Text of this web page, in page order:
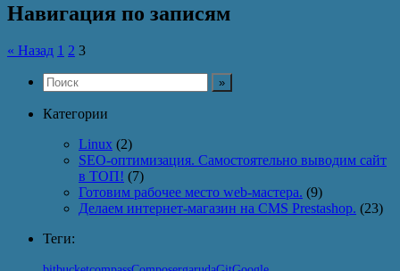
Навигация по записям
« Назад 1 2 3
Категории
Linux (2)
SEO-оптимизация. Самостоятельно выводим сайт
в ТОП! (7)
Готовим рабочее место web-мастера. (9)
Делаем интернет-магазин на CMS Prestashop. (23)
Теги: